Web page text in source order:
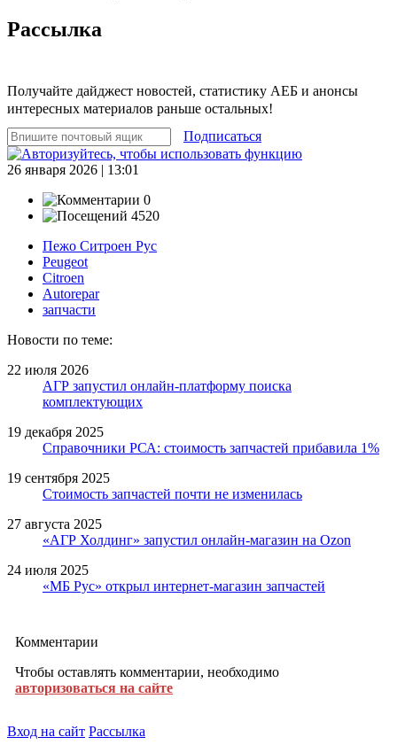
Рассылка
Получайте дайджест новостей, статистику АЕБ и анонсы
интересных материалов раньше остальных!
Подписаться
26 января 2026 | 13:01
0
4520
Пежо Ситроен Рус
Peugeot
Citroen
Autorepar
запчасти
Новости по теме:
22 июля 2026
АГР запустил онлайн-платформу поиска
комплектующих
19 декабря 2025
Справочники РСА: стоимость запчастей прибавила 1%
19 сентября 2025
Стоимость запчастей почти не изменилась
27 августа 2025
«АГР Холдинг» запустил онлайн-магазин на Ozon
24 июля 2025
«МБ Рус» открыл интернет-магазин запчастей
Комментарии
Чтобы оставлять комментарии, необходимо
авторизоваться на сайте
Вход на сайт Рассылка